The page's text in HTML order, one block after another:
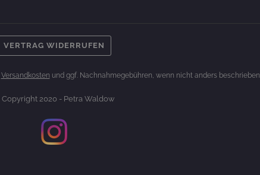
VERTRAG WIDERRUFEN
Versandkosten und ggf. Nachnahmegebühren, wenn nicht anders beschrieben
2020 - Petra Waldow